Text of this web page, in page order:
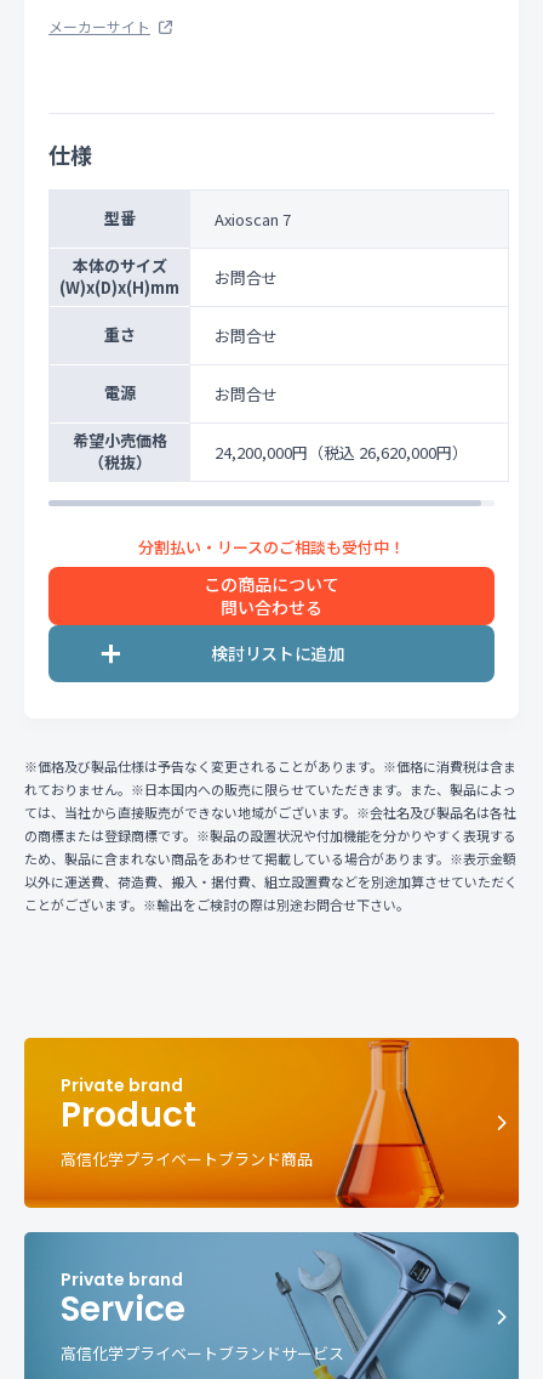
メーカーサイト
仕様
型番
Axioscan 7
本体のサイズ
(W)x(D)x(H)mm
お問合せ
重さ お問合せ
電源
お問合せ
希望小売価格
（税抜）
24,200,000円 （税込 26,620,000円）
この商品について
問い合わせる
※価格及び製品仕様は予告なく変更されることがあります。※価格に消費税は含ま
れておりません。※日本国内への販売に限らせていただきます。また、製品によっ
ては、当社から直接販売ができない地域がございます。※会社名及び製品名は各社
の商標または登録商標です。※製品の設置状況や付加機能を分かりやすく表現する
ため、製品に含まれない商品をあわせて掲載している場合があります。※表示金額
以外に運送費、荷造費、搬入・据付費、組立設置費などを別途加算させていただく
ことがございます。※輸出をご検討の際は別途お問合せ下さい。
Product
高信化学プライベートブランド商品
Service
高信化学プライベートブランドサービス